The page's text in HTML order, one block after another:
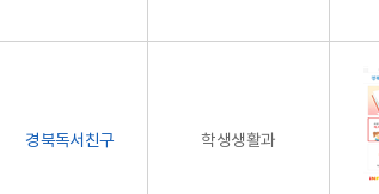
경북독서친구 학생생활과